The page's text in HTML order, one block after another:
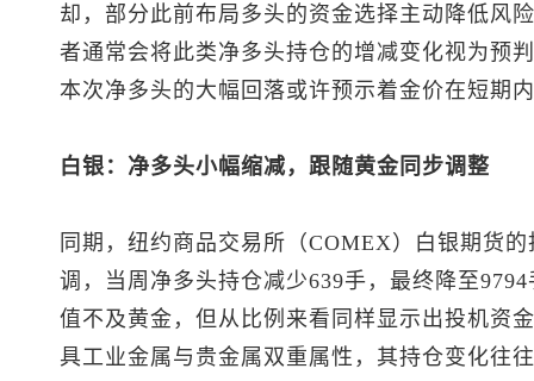
却，部分此前布局多头的资金选择主动降低风
者通常会将此类净多头持仓的增减变化视为预
本次净多头的大幅回落或许预示着金价在短期
白银：净多头小幅缩减，跟随黄金同步调整
同期，纽约商品交易所（COMEX）白银期货
调，当周净多头持仓减少639手，最终降至
值不及黄金，但从比例来看同样显示出投机资
具工业金属与贵金属双重属性，其持仓变化往